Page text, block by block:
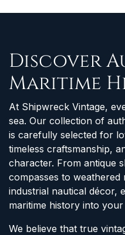
Discover
Maritime
At Shipwreck Vintage,
sea. Our collection of
is carefully selected for
timeless craftsmanship,
character. From antique
compasses to weathered
industrial nautical décor,
maritime history into your
We believe that true